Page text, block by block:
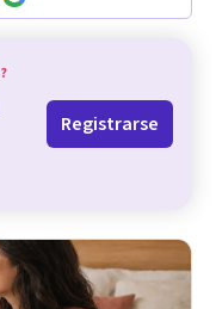
?
Registrarse